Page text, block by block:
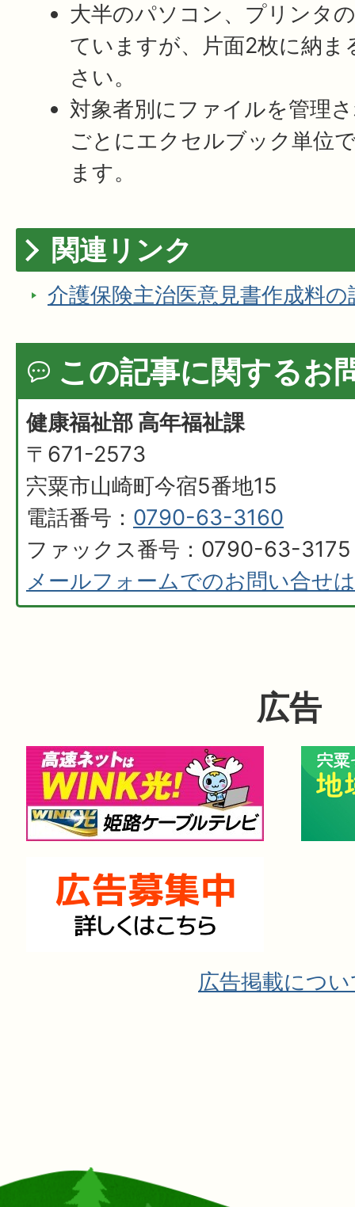
大半のパソコン、プリンタ
ていますが、片面2枚に納
さい。
対象者別にファイルを管理
ごとにエクセルブック単位
ます。
関連リンク
介護保険主治医意見書作成料
この記事に関するお
健康福祉部 高年福祉課
〒671-2573
宍粟市山崎町今宿5番地15
電話番号： 0790-63-3160
ファックス番号：0790-63-3175
メールフォームでのお問い合せ
広告
広告掲載につ